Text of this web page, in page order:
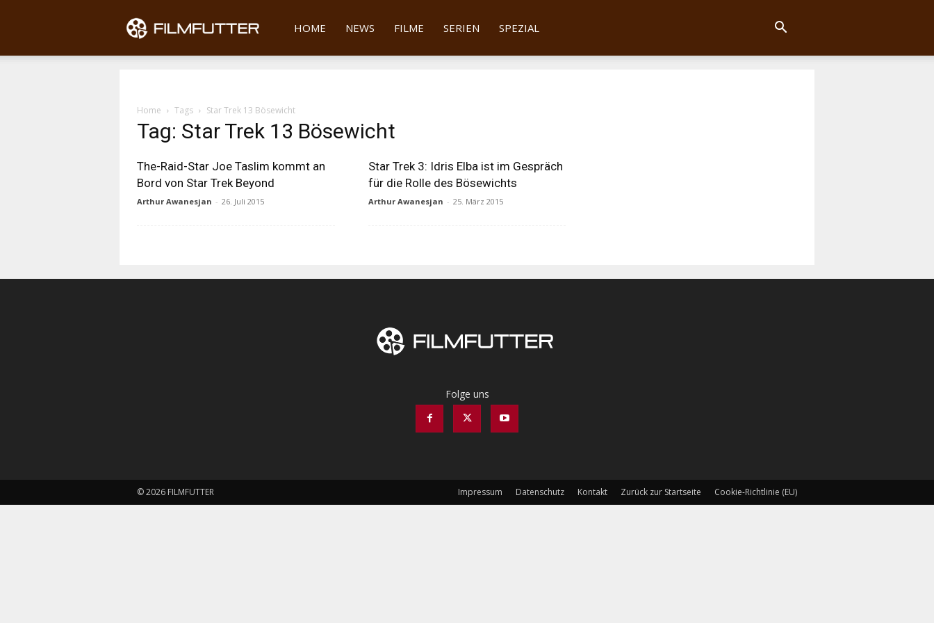
Filmfutter
HOME NEWS FILME SERIEN SPEZIAL
Home Tags Star Trek 13 Bösewicht
Tag: Star Trek 13 Bösewicht
The-Raid-Star Joe Taslim kommt an
Bord von Star Trek Beyond
Arthur Awanesjan - 26. Juli 2015
Star Trek 3: Idris Elba ist im Gespräch
für die Rolle des Bösewichts
Arthur Awanesjan - 25. März 2015
Folge uns
Impressum Datenschutz Kontakt Zurück zur Startseite Cookie-Richtlinie (EU)
© 2026 FILMFUTTER